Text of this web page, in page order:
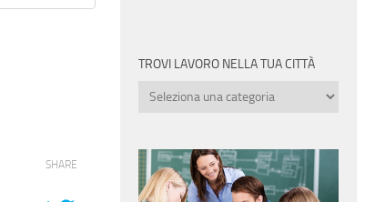
SHARE
TROVI LAVORO NELLA TUA CITTÀ
Trovi
tua
città